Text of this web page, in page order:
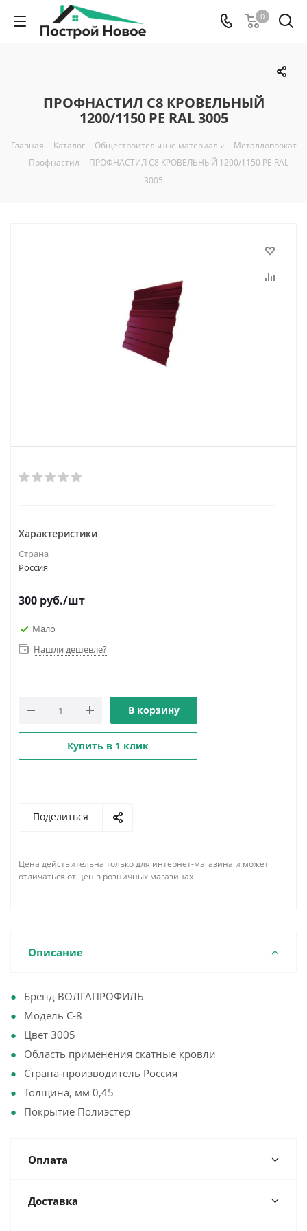
0
ПРОФНАСТИЛ С8 КРОВЕЛЬНЫЙ
1200/1150 PE RAL 3005
Главная - Каталог - Общестроительные материалы - Металлопрокат
- Профнастил - ПРОФНАСТИЛ С8 КРОВЕЛЬНЫЙ 1200/1150 PE RAL
3005
Характеристики
Страна
Россия
300 руб./шт
Мало
Нашли дешевле?
В корзину
Купить в 1 клик
Поделиться
Цена действительна только для интернет-магазина и может
отличаться от цен в розничных магазинах
Описание
Бренд ВОЛГАПРОФИЛЬ
Модель С-8
Цвет 3005
Область применения скатные кровли
Страна-производитель Россия
Толщина, мм 0,45
Покрытие Полиэстер
Оплата
Доставка